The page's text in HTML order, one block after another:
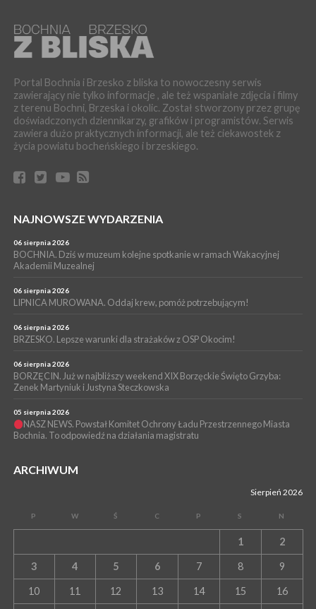
SPORT
04 sierpnia 2026
BOCHNIA. W niedzielę XXXII Memoriałowy Bieg Majora Bacy!
04 sierpnia 2026
MAŁOPOLSKA. Liczba stulatków wciąż rośnie
ARTYKUŁ PARTNERSKI
04 sierpnia 2026
Codzienne nawyki, które wspierają zdrowie dziecka na dłużej
04 sierpnia 2026
WYDARZENIA
04 sierpnia 2026
BOCHNIA. Kolejny patriotyczny mural na os. Niepodległości.
Tym razem przedstawia Wojciecha Korfantego
Portal Bochnia i Brzesko z bliska to nowoczesny serwis
zawierający nie tylko informacje , ale też wspaniałe zdjęcia i filmy
z terenu Bochni, Brzeska i okolic. Został stworzony przez grupę
doświadczonych dziennikarzy, grafików i programistów. Serwis
zawiera dużo praktycznych informacji, ale też ciekawostek z
życia powiatu bocheńskiego i brzeskiego.
NAJNOWSZE WYDARZENIA
06 sierpnia 2026
BOCHNIA. Dziś w muzeum kolejne spotkanie w ramach Wakacyjnej
Akademii Muzealnej
06 sierpnia 2026
LIPNICA MUROWANA. Oddaj krew, pomóż potrzebującym!
06 sierpnia 2026
BRZESKO. Lepsze warunki dla strażaków z OSP Okocim!
06 sierpnia 2026
BORZĘCIN. Już w najbliższy weekend XIX Borzęckie Święto Grzyba:
Zenek Martyniuk i Justyna Steczkowska
05 sierpnia 2026
NASZ NEWS. Powstał Komitet Ochrony Ładu Przestrzennego Miasta
Bochnia. To odpowiedź na działania magistratu
ARCHIWUM
Sierpień 2026
P W Ś C P S N
1 2
3 4 5 6 7 8 9
10 11 12 13 14 15 16